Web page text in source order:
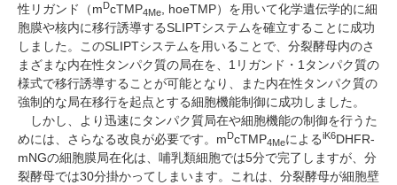
性リガンド（mDcTMP4Me , hoeTMP）を用いて化学遺伝学的に細
胞膜や核内に移行誘導するSLIPTシステムを確立することに成功
しました。このSLIPTシステムを用いることで、分裂酵母内のさ
まざまな内在性タンパク質の局在を、 1 リガンド・ 1 タンパク質の
様式で移行誘導することが可能となり、また内在性タンパク質の
強制的な局在移行を起点とする細胞機能制御に成功しました。
しかし、より迅速にタンパク質局在や細胞機能の制御を行うた
めには、さらなる改良が必要です。 mDcTMP4MeによるiK6DHFR-
mNGの細胞膜局在化は、哺乳類細胞では5分で完了しますが、分
裂酵母では30分掛かってしまいます。これは、分裂酵母が細胞壁